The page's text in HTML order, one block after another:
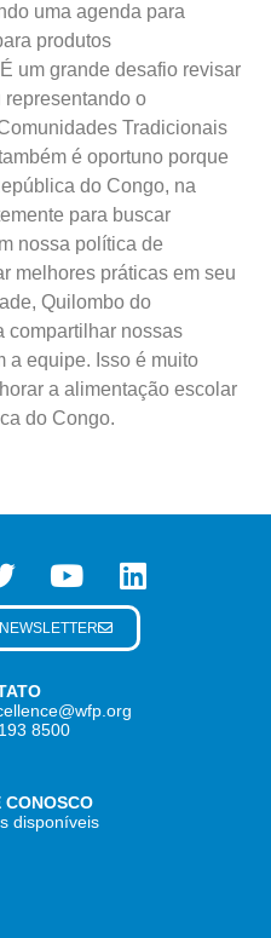
uma agenda para
produtos
um grande desafio revisar
o
Tradicionais
é oportuno porque
do Congo, na
para buscar
nossa política de
melhores práticas em seu
Quilombo do
compartilhar nossas
a equipe. Isso é muito
a alimentação escolar
do Congo.
8500
disponíveis